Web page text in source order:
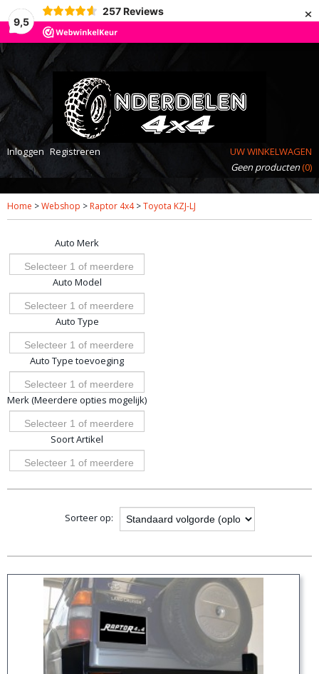
9,5
257 Reviews ×
Inloggen Registreren
UW WINKELWAGEN
Geen producten(0)
Home >Webshop > Raptor 4x4>Toyota KZJ-LJ
Auto Merk
Selecteer 1 of meerdere
opties
Auto Model
Selecteer 1 of meerdere
opties
Auto Type
Selecteer 1 of meerdere
opties
Auto Type toevoeging
Selecteer 1 of meerdere
opties
Merk (Meerdere opties mogelijk)
Selecteer 1 of meerdere
opties
Soort Artikel
Selecteer 1 of meerdere
Sorteer op: